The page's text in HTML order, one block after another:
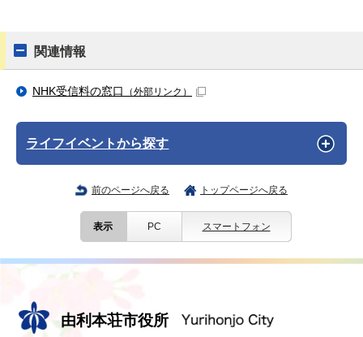
関連情報
NHK受信料の窓口 （外部リンク）
ライフイベントから探す
前のページへ戻る トップページへ戻る
表示 PC スマートフォン
由利本荘市役所